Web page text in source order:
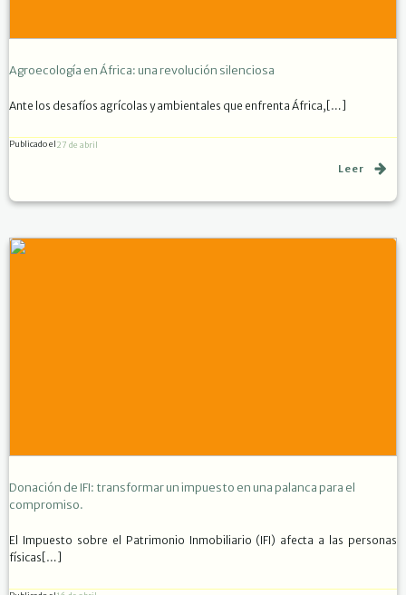
Agroecología en África: una revolución silenciosa
Ante los desafíos agrícolas y ambientales que enfrenta África,[…]
Publicado el27 de abril
Leer
Donación de IFI: transformar un impuesto en una palanca para el
compromiso.
El Impuesto sobre el Patrimonio Inmobiliario (IFI) afecta a las personas
físicas[…]